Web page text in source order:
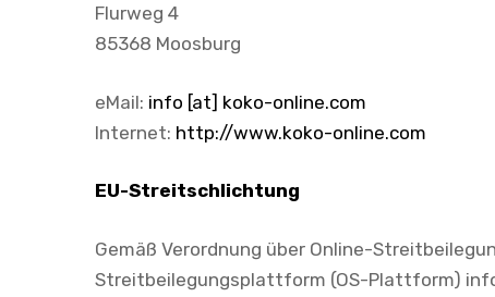
Flurweg 4
85368 Moosburg
eMail: info [at] koko-online.com
Internet: http://www.koko-online.com
EU-Streitschlichtung
Gemäß Verordnung über Online-
Streitbeilegungsplattform (OS-Plattform)